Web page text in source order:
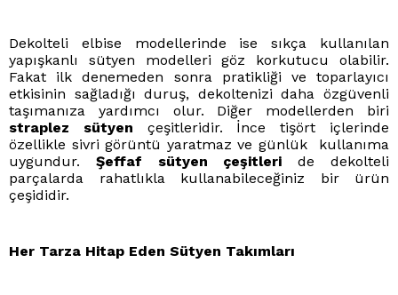
Dekolteli elbise modellerinde ise sıkça kullanılan
yapışkanlı sütyen modelleri göz korkutucu olabilir.
Fakat ilk denemeden sonra pratikliği ve toparlayıcı
etkisinin sağladığı duruş, dekoltenizi daha özgüvenli
taşımanıza yardımcı olur. Diğer modellerden biri
straplez sütyen çeşitleridir. İnce tişört içlerinde
özellikle sivri görüntü yaratmaz ve günlük kullanıma
uygundur. Şeffaf sütyen çeşitleri de dekolteli
parçalarda rahatlıkla kullanabileceğiniz bir ürün
çeşididir.
Her Tarza Hitap Eden Sütyen Takımları